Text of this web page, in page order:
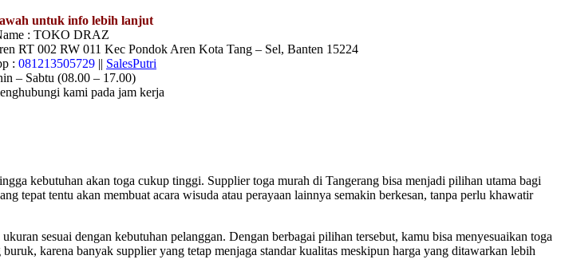
untuk info lebih lanjut
: TOKO DRAZ
RT 002 RW 011 Kec Pondok Aren Kota Tang – Sel, Banten 15224
: 081213505729 || SalesPutri
– Sabtu (08.00 – 17.00)
kami pada jam kerja
kebutuhan akan toga cukup tinggi. Supplier toga murah di Tangerang bisa menjadi pilihan utama bagi
tepat tentu akan membuat acara wisuda atau perayaan lainnya semakin berkesan, tanpa perlu khawatir
sesuai dengan kebutuhan pelanggan. Dengan berbagai pilihan tersebut, kamu bisa menyesuaikan toga
karena banyak supplier yang tetap menjaga standar kualitas meskipun harga yang ditawarkan lebih